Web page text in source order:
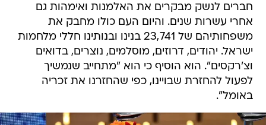
חברים לנשק מבקרים את האלמנות ואימהות גם
אחרי עשרות שנים. והיום העם כולו מחבק את
משפחותיהם של 23,741 בנינו ובנותינו חללי מלחמות
ישראל. יהודים, דרוזים, מוסלמים, נוצרים, בדואים
וצ'רקסים". הוא הוסיף כי הוא "מתחייב שנמשיך
לפעול להחזרת שבויינו, כפי שהחזרנו את זכריה
באומל".